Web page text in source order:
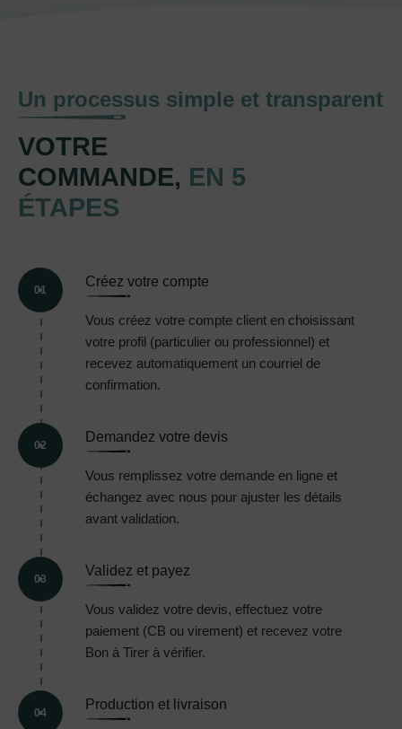
Un processus simple et transparent
VOTRE
COMMANDE, EN 5
ÉTAPES
01
Créez votre compte
Vous créez votre compte client en choisissant
votre profil (particulier ou professionnel) et
recevez automatiquement un courriel de
confirmation.
02
Demandez votre devis
Vous remplissez votre demande en ligne et
échangez avec nous pour ajuster les détails
avant validation.
03
Validez et payez
Vous validez votre devis, effectuez votre
paiement (CB ou virement) et recevez votre
Bon à Tirer à vérifier.
04
Production et livraison